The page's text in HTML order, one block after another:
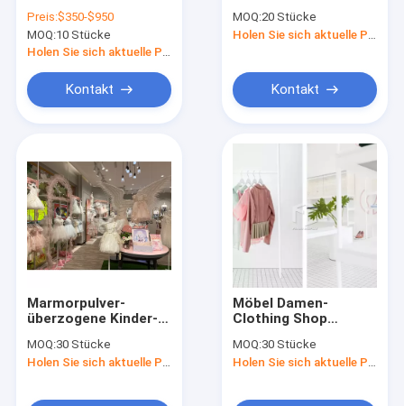
Innenanzeigen-Möbel
Preis:$350-$950
MOQ:10 Stücke
Kontakt
MOQ:20 Stücke
Kontakt
Marmorpulver-
überzogene Kinder-
Schaufenster-Möbel
MOQ:30 Stücke
Möbel Damen-
Clothing Shop
Lackoberfläche-
Effekt
MOQ:30 Stücke